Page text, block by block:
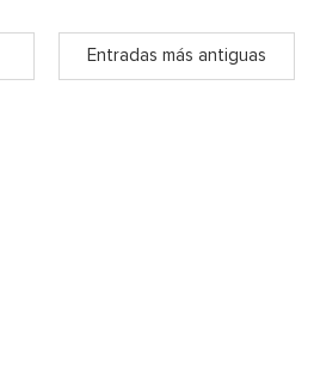
Entradas más antiguas